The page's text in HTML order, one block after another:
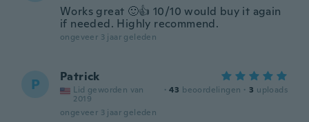
Works great 🙂👍 10/10 would buy it again
if needed. Highly recommend.
ongeveer 3 jaar geleden
P Patrick
Lid geworden van
2019
· 43 beoordelingen · 3 uploads
ongeveer 3 jaar geleden